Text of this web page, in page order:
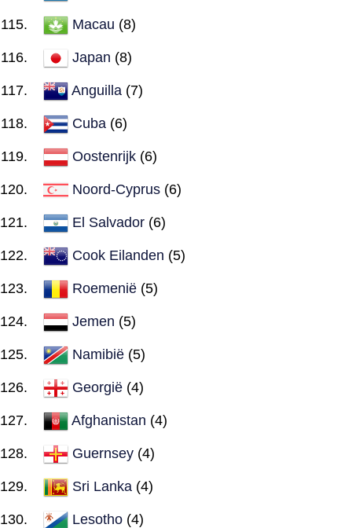
Macau (8)
Japan (8)
Anguilla (7)
Cuba (6)
Oostenrijk (6)
Noord-Cyprus (6)
El Salvador (6)
Cook Eilanden (5)
Roemenië (5)
Jemen (5)
Namibië (5)
Georgië (4)
Afghanistan (4)
Guernsey (4)
Sri Lanka (4)
Lesotho (4)